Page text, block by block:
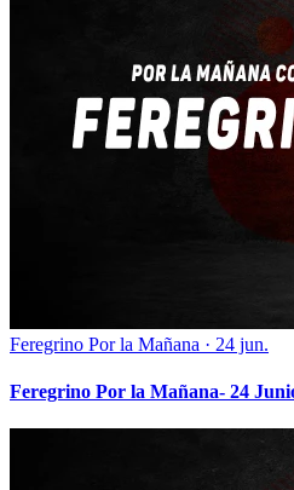
Feregrino Por la Mañana · 24 jun.
Feregrino Por la Mañana- 24